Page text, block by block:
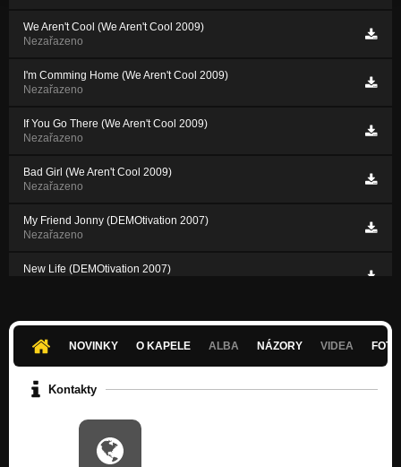
We Aren't Cool (We Aren't Cool 2009)
Nezařazeno
I'm Comming Home (We Aren't Cool 2009)
Nezařazeno
If You Go There (We Aren't Cool 2009)
Nezařazeno
Bad Girl (We Aren't Cool 2009)
Nezařazeno
My Friend Jonny (DEMOtivation 2007)
Nezařazeno
New Life (DEMOtivation 2007)
NOVINKY O KAPELE ALBA NÁZORY VIDEA
Kontakty